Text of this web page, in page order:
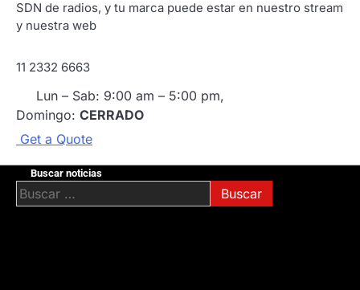
SDN de radios, y tu marca puede estar en nuestro stream
y nuestra web
11 2332 6663
Lun – Sab: 9:00 am – 5:00 pm,
Domingo: CERRADO
Get a Quote
Buscar noticias
Buscar: